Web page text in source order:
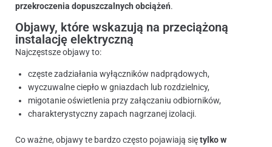
przekroczenia dopuszczalnych obciążeń.
Objawy, które wskazują na przeciążoną
instalację elektryczną
Najczęstsze objawy to:
częste zadziałania wyłączników nadprądowych,
wyczuwalne ciepło w gniazdach lub rozdzielnicy,
migotanie oświetlenia przy załączaniu odbiorników,
charakterystyczny zapach nagrzanej izolacji.
Co ważne, objawy te bardzo często pojawiają siętylko w